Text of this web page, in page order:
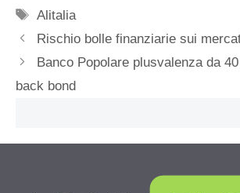
Tag
Alitalia
Rischio bolle finanziarie sui
Banco Popolare plusvalenza da
back bond